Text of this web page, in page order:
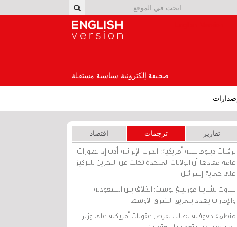
صحيفة إلكترونية سياسية مستقلة
تقارير ترجمات اقتصاد
برقيات دبلوماسية أمريكية: الحرب الإيرانية أدت إلى تصورات
عامة مفادها أن الولايات المتحدة تخلت عن البحرين للتركيز
على حماية إسرائيل
ساوث تشاينا مورنينغ بوست: الخلاف بين السعودية
والإمارات يهدد بتمزيق الشرق الأوسط
منظمة حقوقية تطالب بفرض عقوبات أمريكية على وزير